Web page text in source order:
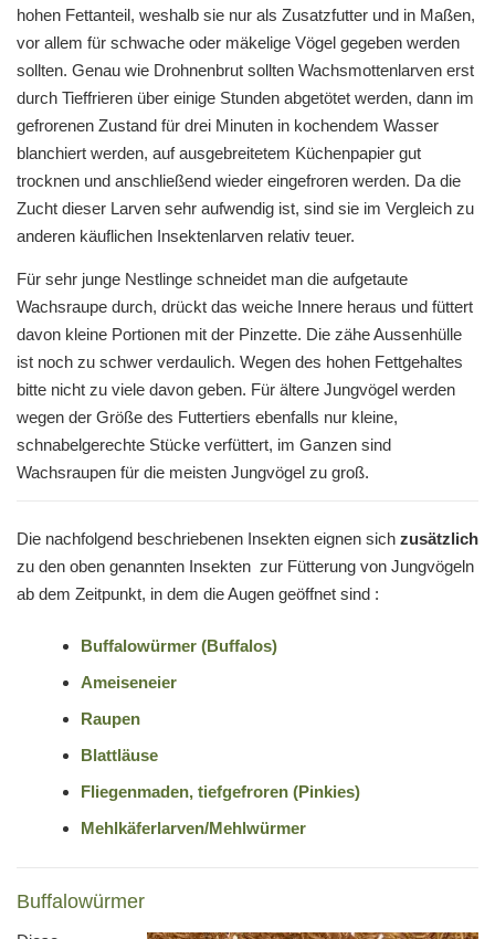
hohen Fettanteil, weshalb sie nur als Zusatzfutter und in Maßen,
vor allem für schwache oder mäkelige Vögel gegeben werden
sollten. Genau wie Drohnenbrut sollten Wachsmottenlarven erst
durch Tieffrieren über einige Stunden abgetötet werden, dann im
gefrorenen Zustand für drei Minuten in kochendem Wasser
blanchiert werden, auf ausgebreitetem Küchenpapier gut
trocknen und anschließend wieder eingefroren werden. Da die
Zucht dieser Larven sehr aufwendig ist, sind sie im Vergleich zu
anderen käuflichen Insektenlarven relativ teuer.
Für sehr junge Nestlinge schneidet man die aufgetaute
Wachsraupe durch, drückt das weiche Innere heraus und füttert
davon kleine Portionen mit der Pinzette. Die zähe Aussenhülle
ist noch zu schwer verdaulich. Wegen des hohen Fettgehaltes
bitte nicht zu viele davon geben. Für ältere Jungvögel werden
wegen der Größe des Futtertiers ebenfalls nur kleine,
schnabelgerechte Stücke verfüttert, im Ganzen sind
Wachsraupen für die meisten Jungvögel zu groß.
Die nachfolgend beschriebenen Insekten eignen sich zusätzlich
zu den oben genannten Insekten zur Fütterung von Jungvögeln
ab dem Zeitpunkt, in dem die Augen geöffnet sind :
Buffalowürmer (Buffalos)
Ameiseneier
Raupen
Blattläuse
Fliegenmaden, tiefgefroren (Pinkies)
Mehlkäferlarven/Mehlwürmer
Buffalowürmer